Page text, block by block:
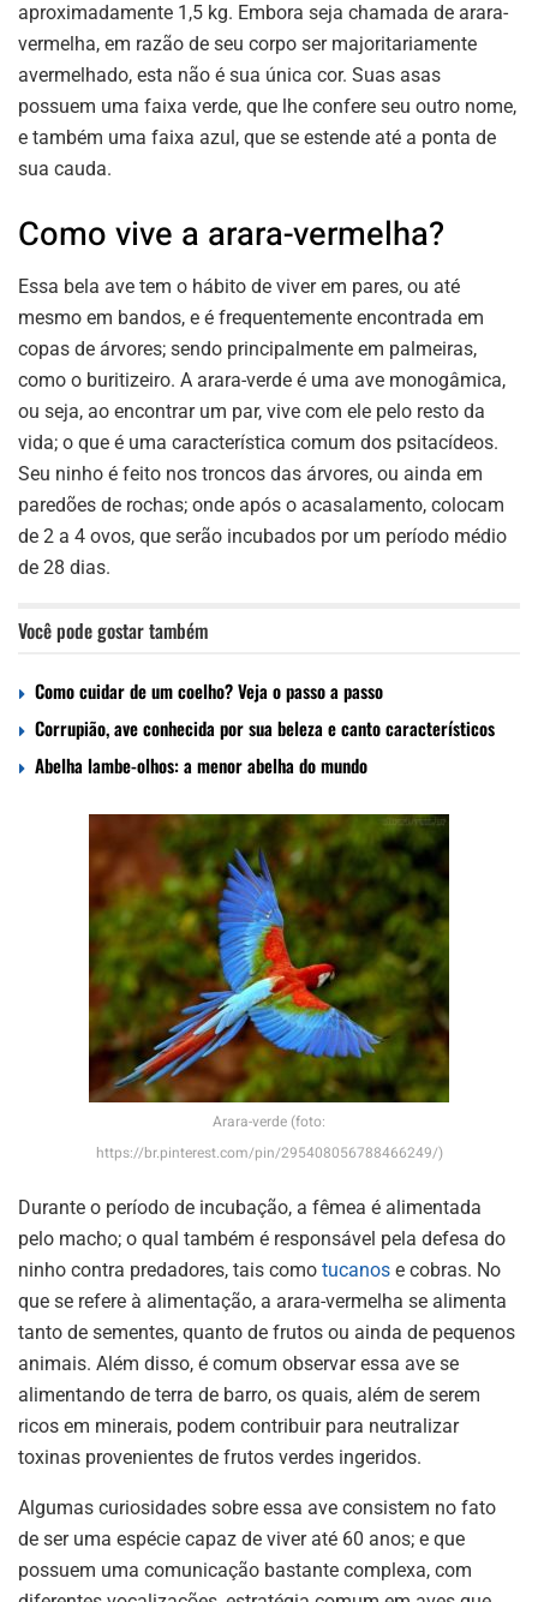
aproximadamente 1,5 kg. Embora seja chamada de arara-
vermelha, em razão de seu corpo ser majoritariamente
avermelhado, esta não é sua única cor. Suas asas
possuem uma faixa verde, que lhe confere seu outro nome,
e também uma faixa azul, que se estende até a ponta de
sua cauda.
Como vive a arara-vermelha?
Essa bela ave tem o hábito de viver em pares, ou até
mesmo em bandos, e é frequentemente encontrada em
copas de árvores; sendo principalmente em palmeiras,
como o buritizeiro. A arara-verde é uma ave monogâmica,
ou seja, ao encontrar um par, vive com ele pelo resto da
vida; o que é uma característica comum dos psitacídeos.
Seu ninho é feito nos troncos das árvores, ou ainda em
paredões de rochas; onde após o acasalamento, colocam
de 2 a 4 ovos, que serão incubados por um período médio
de 28 dias.
Você pode gostar também
Como cuidar de um coelho? Veja o passo a passo
Corrupião, ave conhecida por sua beleza e canto característicos
Abelha lambe-olhos: a menor abelha do mundo
Arara-verde (foto:
https://br.pinterest.com/pin/295408056788466249/)
Durante o período de incubação, a fêmea é alimentada
pelo macho; o qual também é responsável pela defesa do
ninho contra predadores, tais como tucanos e cobras. No
que se refere à alimentação, a arara-vermelha se alimenta
tanto de sementes, quanto de frutos ou ainda de pequenos
animais. Além disso, é comum observar essa ave se
alimentando de terra de barro, os quais, além de serem
ricos em minerais, podem contribuir para neutralizar
toxinas provenientes de frutos verdes ingeridos.
Algumas curiosidades sobre essa ave consistem no fato
de ser uma espécie capaz de viver até 60 anos; e que
possuem uma comunicação bastante complexa, com